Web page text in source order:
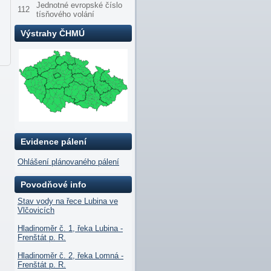
112
Jednotné evropské číslo
tísňového volání
Výstrahy ČHMÚ
Evidence pálení
Ohlášení plánovaného pálení
Povodňové info
Stav vody na řece Lubina ve
Vlčovicích
Hladinoměr č. 1, řeka Lubina -
Frenštát p. R.
Hladinoměr č. 2, řeka Lomná -
Frenštát p. R.